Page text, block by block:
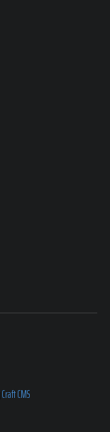
Craft CMS